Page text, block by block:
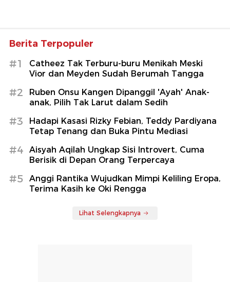
Berita Terpopuler
#1
Catheez Tak Terburu-buru Menikah Meski
Vior dan Meyden Sudah Berumah Tangga
#2
Ruben Onsu Kangen Dipanggil 'Ayah' Anak-
anak, Pilih Tak Larut dalam Sedih
#3
Hadapi Kasasi Rizky Febian, Teddy Pardiyana
Tetap Tenang dan Buka Pintu Mediasi
#4
Aisyah Aqilah Ungkap Sisi Introvert, Cuma
Berisik di Depan Orang Terpercaya
#5
Anggi Rantika Wujudkan Mimpi Keliling Eropa,
Terima Kasih ke Oki Rengga
Lihat Selengkapnya